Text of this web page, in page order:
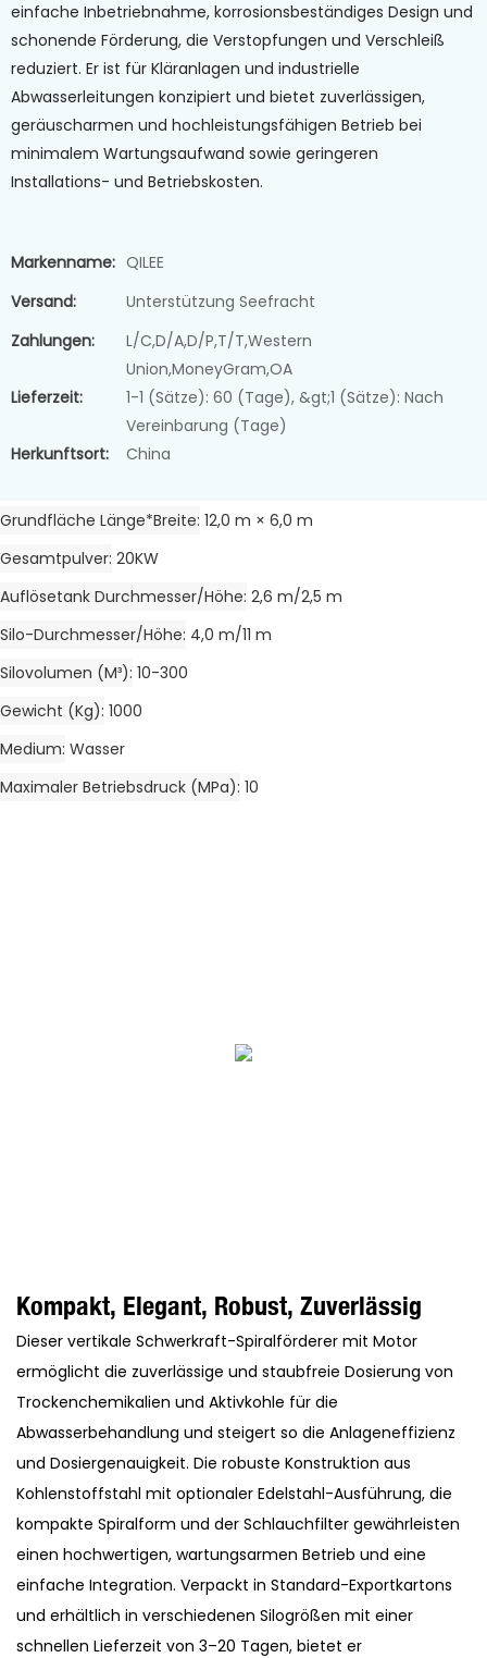
einfache Inbetriebnahme, korrosionsbeständiges Design und
schonende Förderung, die Verstopfungen und Verschleiß
reduziert. Er ist für Kläranlagen und industrielle
Abwasserleitungen konzipiert und bietet zuverlässigen,
geräuscharmen und hochleistungsfähigen Betrieb bei
minimalem Wartungsaufwand sowie geringeren
Installations- und Betriebskosten.
Markenname: QILEE
Versand:
Unterstützung Seefracht
Zahlungen:
L/C,D/A,D/P,T/T,Western
Union,MoneyGram,OA
Lieferzeit:
1-1 (Sätze): 60 (Tage), &gt;1 (Sätze): Nach
Vereinbarung (Tage)
Herkunftsort:
China
Grundfläche Länge*Breite 12,0 m × 6,0 m
Gesamtpulver 20KW
Auflösetank Durchmesser/Höhe 2,6 m/2,5 m
Silo-Durchmesser/Höhe 4,0 m/11 m
Silovolumen (m³) 10-300
Gewicht (kg) 1000
Medium Wasser
Maximaler Betriebsdruck (MPa) 10
Kompakt, Elegant, Robust, Zuverlässig
Dieser vertikale Schwerkraft-Spiralförderer mit Motor
ermöglicht die zuverlässige und staubfreie Dosierung von
Trockenchemikalien und Aktivkohle für die
Abwasserbehandlung und steigert so die Anlageneffizienz
und Dosiergenauigkeit. Die robuste Konstruktion aus
Kohlenstoffstahl mit optionaler Edelstahl-Ausführung, die
kompakte Spiralform und der Schlauchfilter gewährleisten
einen hochwertigen, wartungsarmen Betrieb und eine
einfache Integration. Verpackt in Standard-Exportkartons
und erhältlich in verschiedenen Silogrößen mit einer
schnellen Lieferzeit von 3–20 Tagen, bietet er